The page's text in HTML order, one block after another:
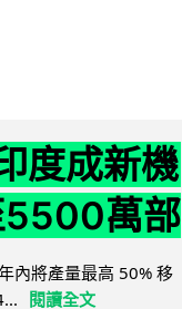
度成新機
5500萬部
內將產量最高 50% 移
閱讀全文